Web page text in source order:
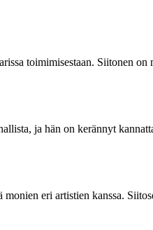
toimimisestaan. Siitonen
ja hän on kerännyt
eri artistien kanssa.